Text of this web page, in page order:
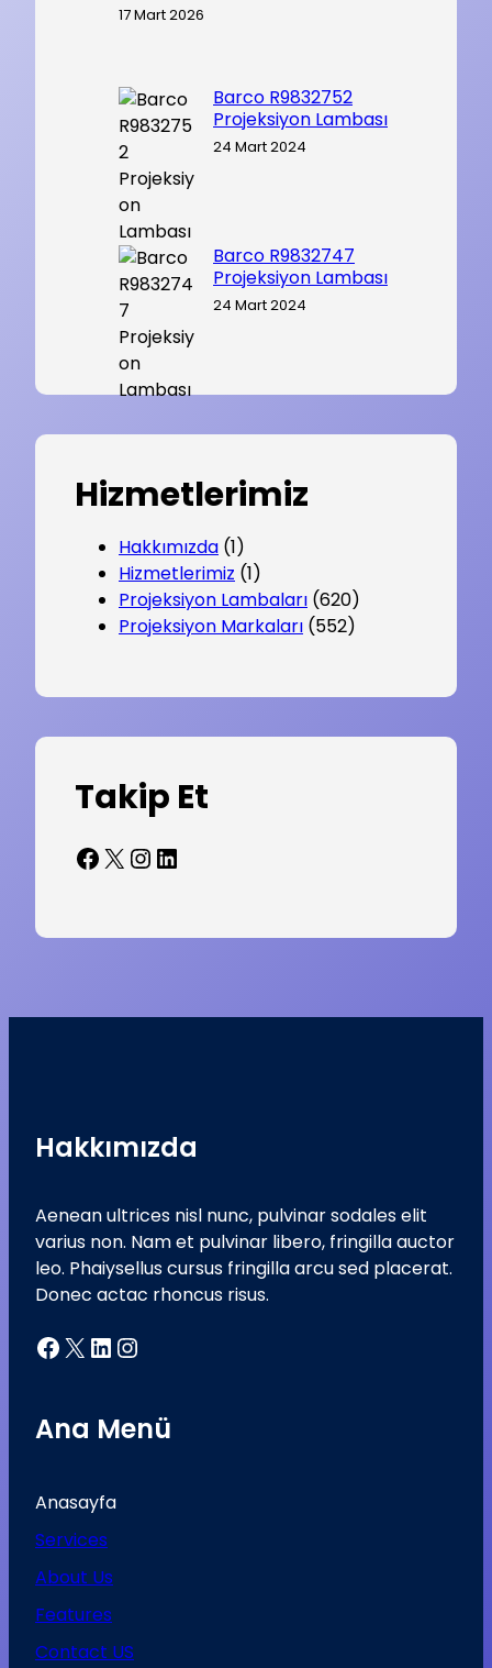
17 Mart 2026
Barco R9832752
Projeksiyon Lambası
24 Mart 2024
Barco R9832747
Projeksiyon Lambası
24 Mart 2024
Hizmetlerimiz
Hakkımızda (1)
Hizmetlerimiz (1)
Projeksiyon Lambaları (620)
Projeksiyon Markaları (552)
Takip Et
Facebook X InstagramLinkedIn
Hakkımızda
Aenean ultrices nisl nunc, pulvinar sodales elit
varius non. Nam et pulvinar libero, fringilla auctor
leo. Phaiysellus cursus fringilla arcu sed placerat.
Donec actac rhoncus risus.
Facebook X LinkedIn Instagram
Ana Menü
Anasayfa
Services
About Us
Features
Contact US